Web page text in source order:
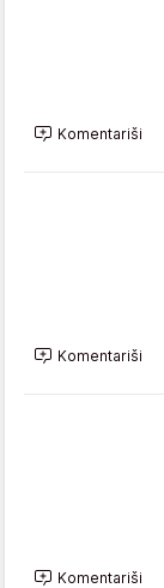
Komentariši
Komentariši
Komentariši